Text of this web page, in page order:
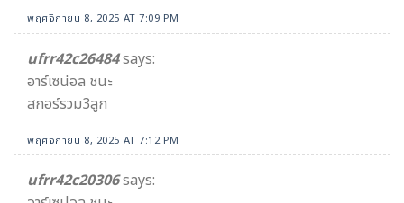
พฤศจิกายน 8, 2025 AT 7:09 PM
ufrr42c26484says:
อาร์เซน่อล ชนะ
สกอร์รวม3ลูก
พฤศจิกายน 8, 2025 AT 7:12 PM
ufrr42c20306says: